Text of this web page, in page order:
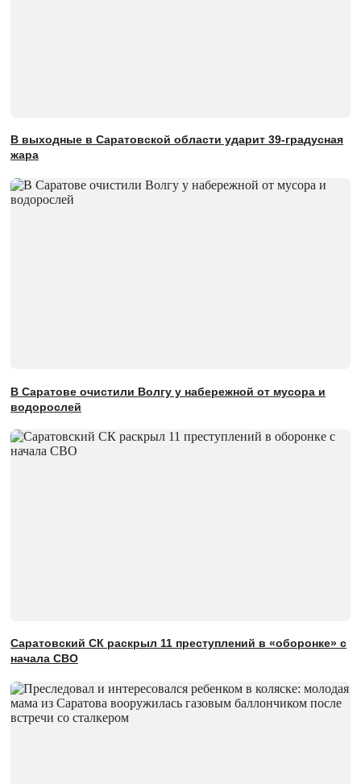
В выходные в Саратовской области ударит 39-градусная
жара
В Саратове очистили Волгу у набережной от мусора и
водорослей
Саратовский СК раскрыл 11 преступлений в «оборонке» с
начала СВО